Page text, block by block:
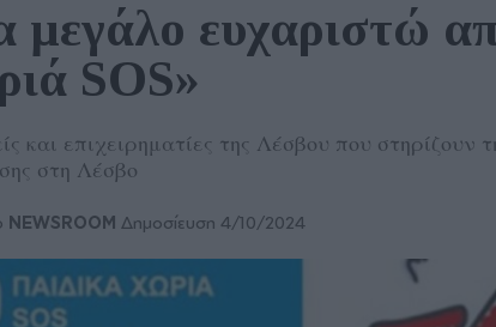
μεγάλο ευχαριστώ
SOS»
και επιχειρηματίες της Λέσβου που στηρίζουν
στη Λέσβο
NEWSROOM Δημοσίευση 4/10/2024